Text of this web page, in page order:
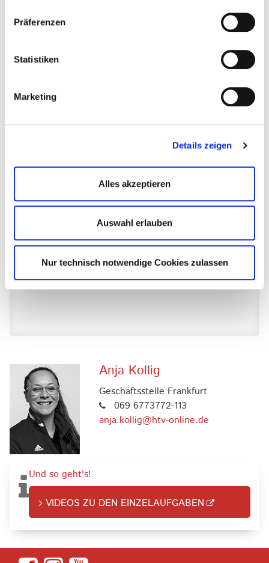
Präferenzen
Statistiken
Marketing
Details zeigen
Alles akzeptieren
Auswahl erlauben
Nur technisch notwendige Cookies zulassen
Erklärungsvideo zu ALL IN - Das
Hinweis zur Barrierefreiheit: Die Untertitel des Videos
aktiviert werden.
Bitte akzeptieren Sie die Marketing Cookies um
Anja Kollig
Geschäftsstelle Frankfurt
069 6773772-113
anja.kollig@htv-online.de
Und so geht's!
VIDEOS ZU DEN EINZELAUFGABEN